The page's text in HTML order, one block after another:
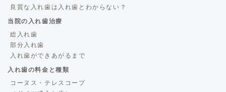
良質な入れ歯は入れ歯とわからない？
当院の入れ歯治療
総入れ歯
部分入れ歯
入れ歯ができあがるまで
入れ歯の料金と種類
コーヌス・テレスコープ